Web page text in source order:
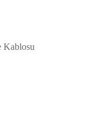
Kablosu